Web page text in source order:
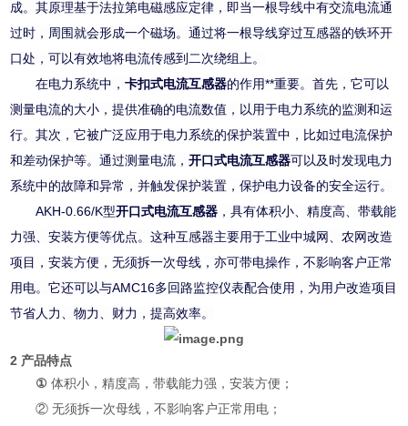
成。其原理基于法拉第电磁感应定律，即当一根导线中有交流电流通
过时，周围就会形成一个磁场。通过将一根导线穿过互感器的铁环开
口处，可以有效地将电流传感到二次绕组上。
在电力系统中，卡扣式电流互感器的作用**重要。首先，它可以
测量电流的大小，提供准确的电流数值，以用于电力系统的监测和运
行。其次，它被广泛应用于电力系统的保护装置中，比如过电流保护
和差动保护等。通过测量电流，开口式电流互感器可以及时发现电力
系统中的故障和异常，并触发保护装置，保护电力设备的安全运行。
AKH-0.66/K型开口式电流互感器 ，具有体积小、精度高、带载能
力强、安装方便等优点。这种互感器主要用于工业中城网、农网改造
项目，安装方便，无须拆一次母线，亦可带电操作，不影响客户正常
用电。它还可以与AMC16多回路监控仪表配合使用，为用户改造项目
节省人力、物力、财力，提高效率。
2 产品特点
①体积小，精度高，带载能力强，安装方便；
② 无须拆一次母线，不影响客户正常用电；